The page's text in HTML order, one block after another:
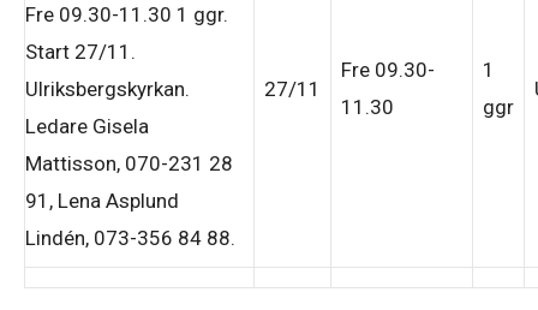
Fre 09.30-11.30 1 ggr.
Start 27/11 .
Ulriksbergskyrkan.
Ledare Gisela
Mattisson, 070-231 28
91, Lena Asplund
Lindén, 073-356 84 88.
27/11
Fre 09.30-
11.30
1
ggr